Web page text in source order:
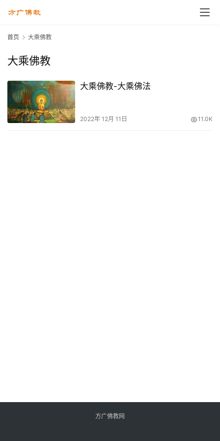
首页 大乘佛教
大乘佛教
大乘佛教-大乘佛法
2022年 12月 11日 11.0K
方广佛教网